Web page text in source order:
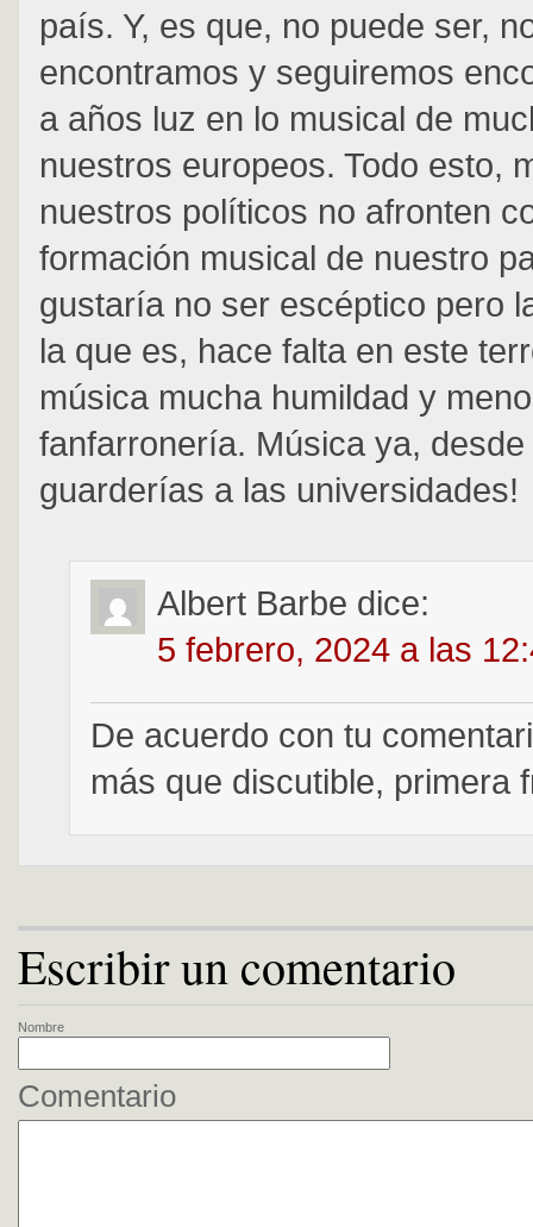
país. Y, es que, no puede ser,
encontramos y seguiremos
a años luz en lo musical de
nuestros europeos. Todo esto,
nuestros políticos no afronten
formación musical de nuestro
gustaría no ser escéptico pero
la que es, hace falta en este
música mucha humildad y
fanfarronería. Música ya, desde
guarderías a las universidades!
Albert Barbe dice:
5 febrero, 2024 a las
De acuerdo con tu
más que discutible, primera
Escribir un comentario
Nombre
Comentario